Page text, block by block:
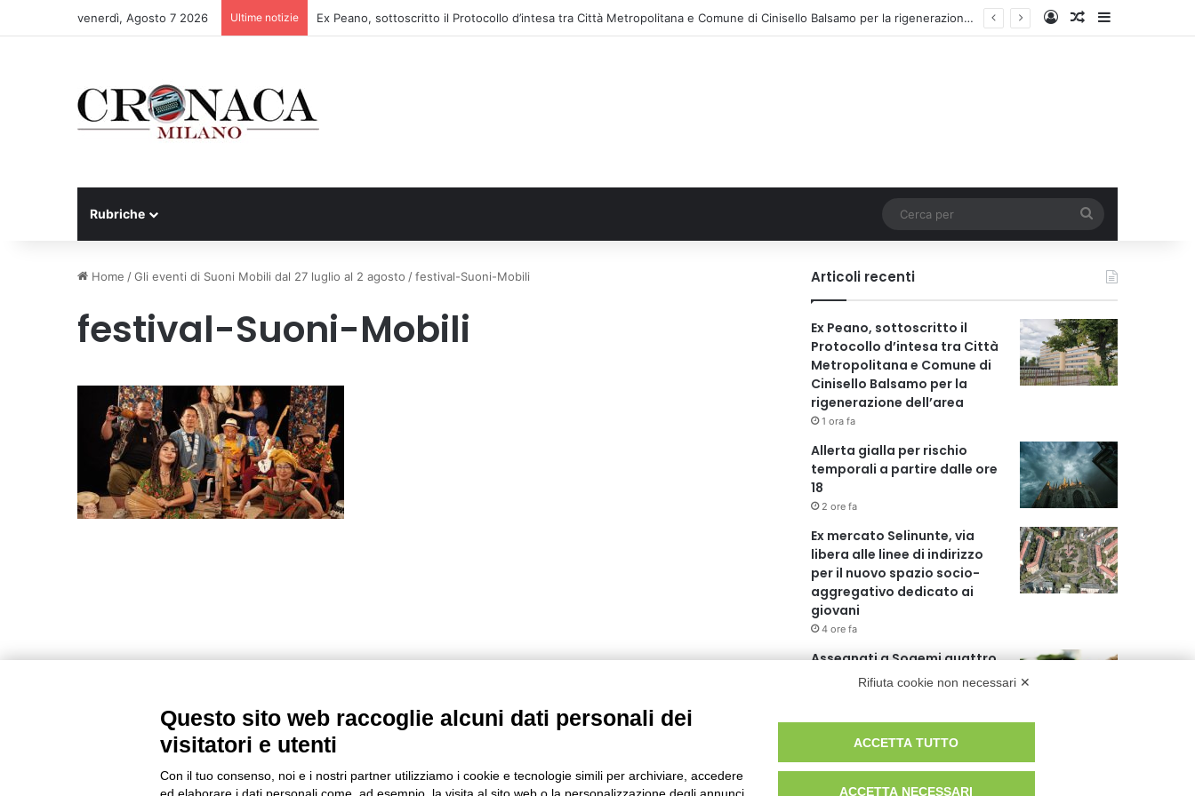
venerdì, Agosto 7 2026 Ultime notizie Ex Peano, sottoscritto il Protocollo d’intesa tra Città Metropolitana e Comune di Cinisello Balsamo per la rigenerazione dell’area AccediUn articolo a
Rubriche
per
Home /Gli eventi di Suoni Mobili dal 27 luglio al 2 agosto /festival-Suoni-Mobili
festival-Suoni-Mobili
Articoli recenti
Ex Peano, sottoscritto il
Protocollo d’intesa tra Città
Metropolitana e Comune di
Cinisello Balsamo per la
rigenerazione dell’area
1 ora fa
Allerta gialla per rischio
temporali a partire dalle ore
18
2 ore fa
Ex mercato Selinunte, via
libera alle linee di indirizzo
per il nuovo spazio socio-
aggregativo dedicato ai
giovani
4 ore fa
Assegnati a Sogemi quattro
mercati comunali coperti
A Santa Giulia tre nuove vie
Zampori e Marchelli
11 ore fa
Rifiuta cookie non necessari ✕
Questo sito web raccoglie alcuni dati personali dei
visitatori e utenti
Con il tuo consenso, noi e i nostri partner utilizziamo i cookie e tecnologie simili per archiviare, accedere
ACCETTA TUTTO
ACCETTA NECESSARI